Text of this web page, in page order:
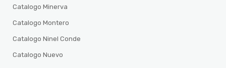
Catalogo Minerva
Catalogo Montero
Catalogo Ninel Conde
Catalogo Nuevo